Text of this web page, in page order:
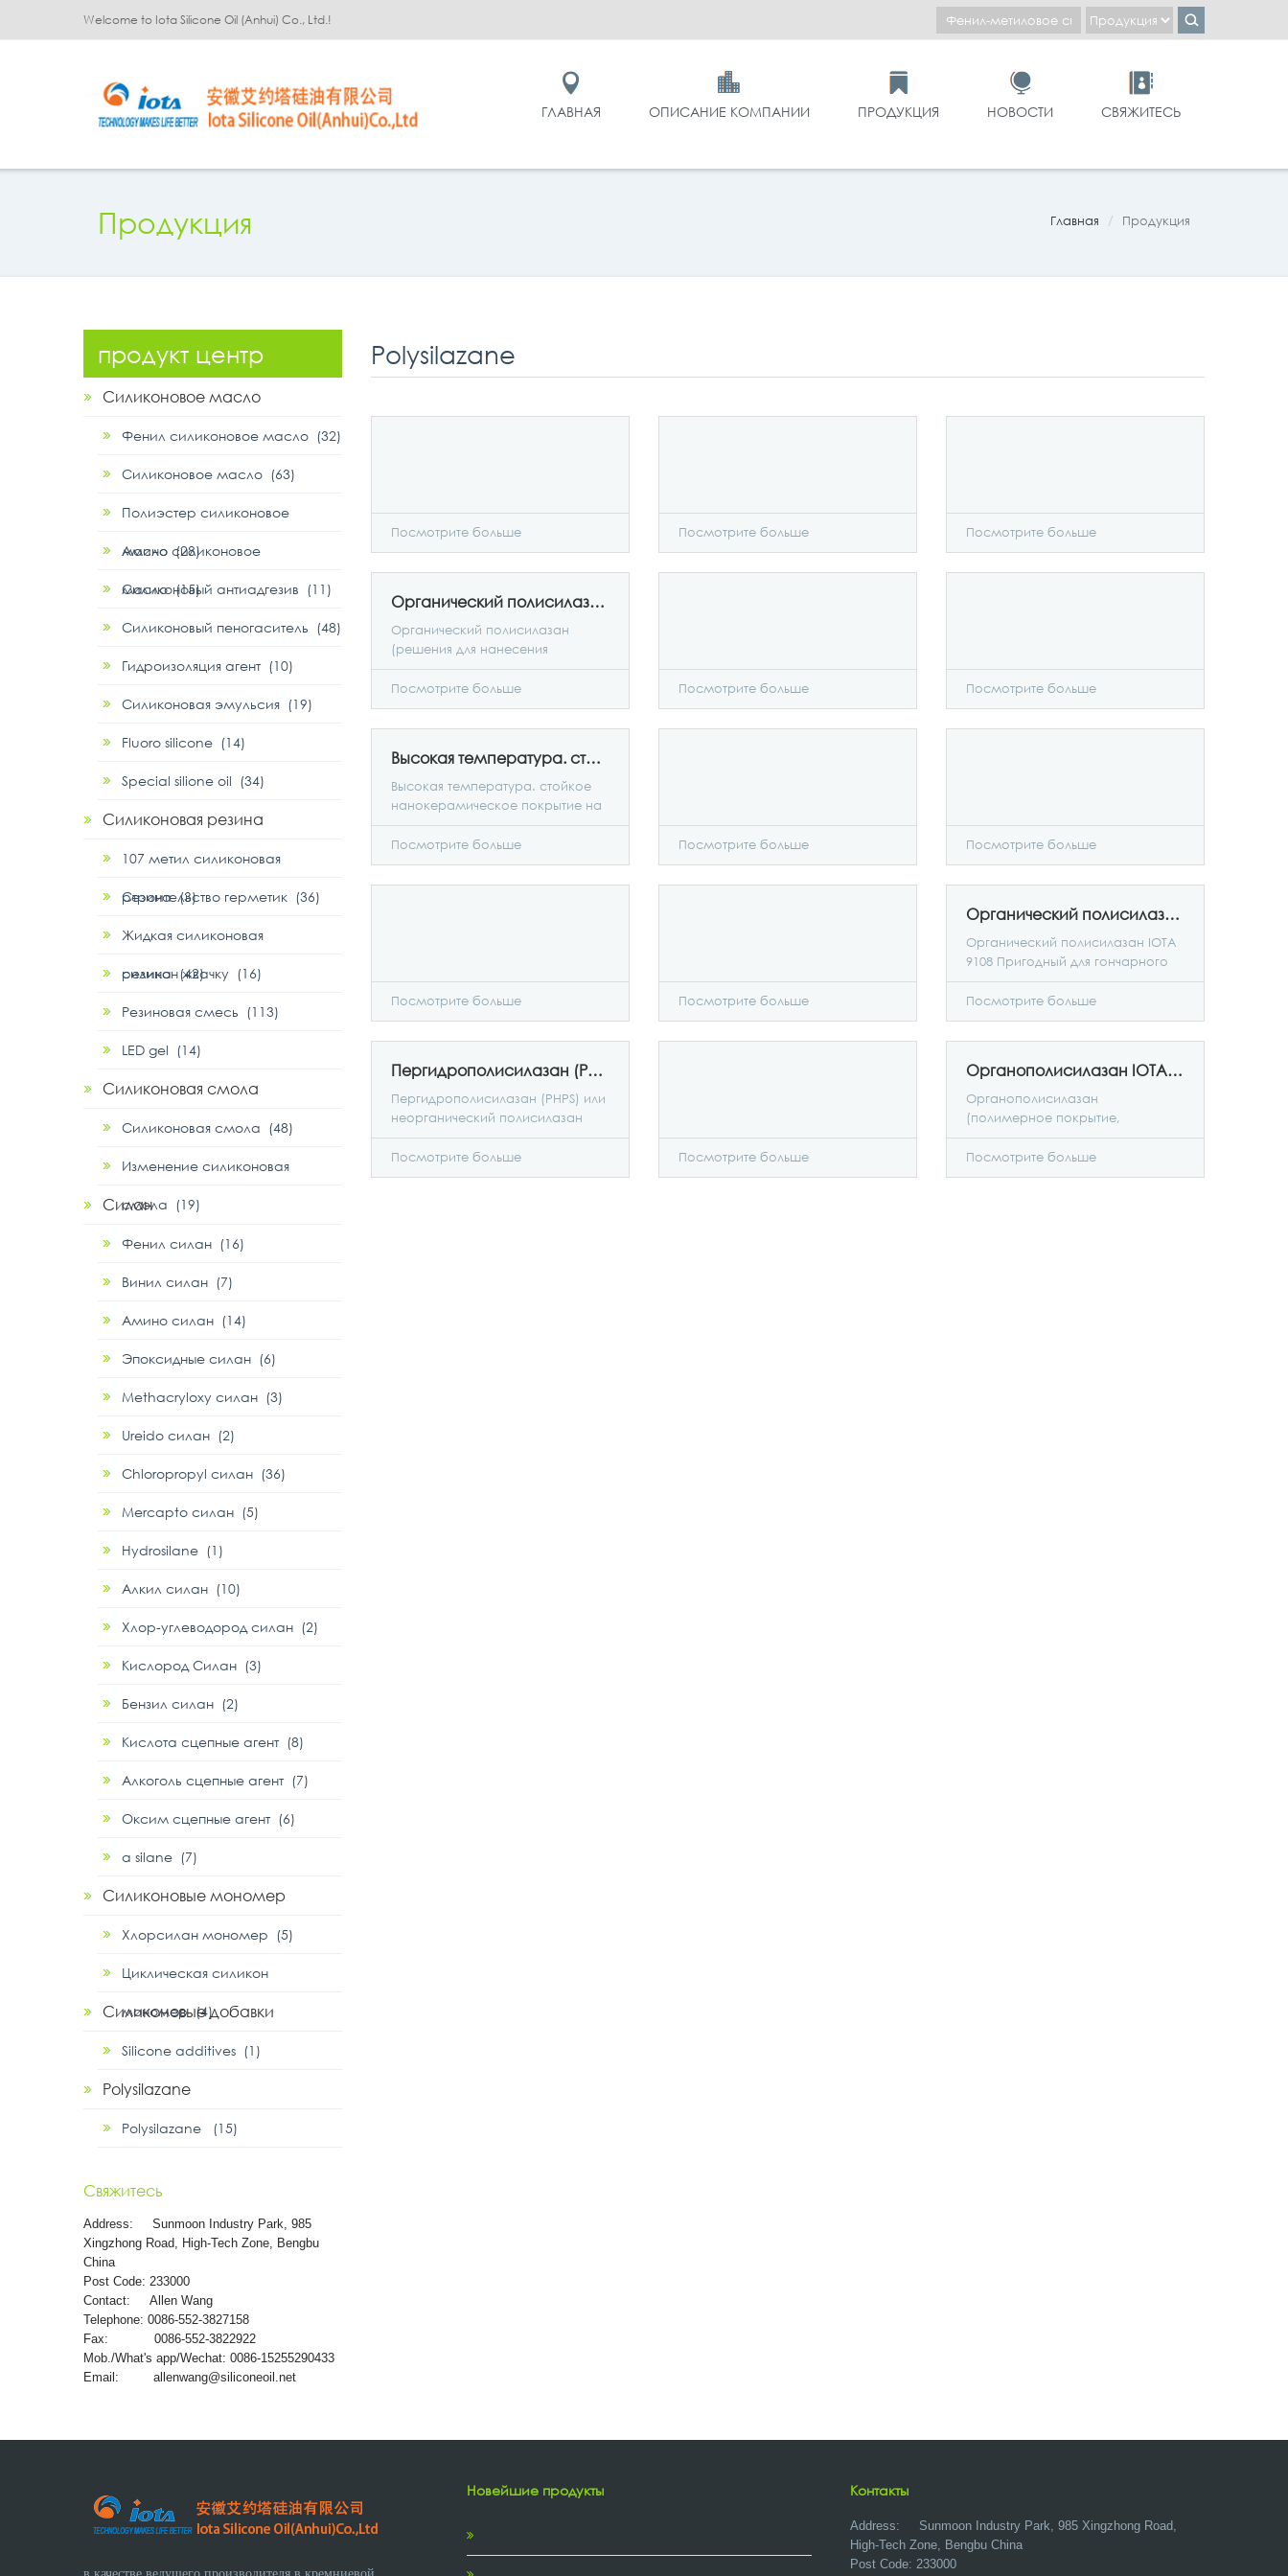
Welcome to Iota Silicone Oil (Anhui) Co., Ltd.!
ГЛАВНАЯ ОПИСАНИЕ КОМПАНИИ ПРОДУКЦИЯ НОВОСТИ СВЯЖИТЕСЬ
Продукция Главная Продукция
Polysilazane
Посмотрите больше Посмотрите больше Посмотрите больше
Органический полисилазан IOTA 9970
Органический полисилазан
(решения для нанесения
покрытий на автомобильные
кристаллы)IOTA 9970
Посмотрите больше Посмотрите больше Посмотрите больше
Высокая температура. стойкое нанокерамическое покрытие на водной основе IOTA ST4
Высокая температура. стойкое
нанокерамическое покрытие на
водной основе IOTA ST4
Посмотрите больше
Посмотрите больше Посмотрите больше
Посмотрите больше Посмотрите больше
Органический полисилазан IOTA 9108
Органический полисилазан IOTA
9108 Пригодный для гончарного
производства полимер-
предшественник
Посмотрите больше
Пергидрополисилазан (PHPS)
Пергидрополисилазан (PHPS) или
неорганический полисилазан
IOTA-PHPS
Посмотрите больше
Посмотрите больше
Органополисилазан IOTA 9150
Органополисилазан
(полимерное покрытие,
отверждающееся при комнатной
температуре) IOTA 9150
Посмотрите больше
продукт центр
Силиконовое масло
Фенил силиконовое масло (32)
Силиконовое масло (63)
Полиэстер силиконовое
масло (28)
Амино силиконовое
масло (15)
Силиконовый антиадгезив (11)
Силиконовый пеногаситель (48)
Гидроизоляция агент (10)
Силиконовая эмульсия (19)
Fluoro silicone (14)
Special silione oil (34)
Силиконовая резина
107 метил силиконовая
резина (3)
Строительство герметик (36)
Жидкая силиконовая
резина (42)
силикон жвачку (16)
Резиновая смесь (113)
LED gel (14)
Силиконовая смола
Силиконовая смола (48)
Изменение силиконовая
смола (19)
Силан
Фенил силан (16)
Винил силан (7)
Амино силан (14)
Эпоксидные силан (6)
Methacryloxy силан (3)
Ureido силан (2)
Chloropropyl силан (36)
Mercapto силан (5)
Hydrosilane (1)
Алкил силан (10)
Хлор-углеводород силан (2)
Кислород Силан (3)
Бензил силан (2)
Кислота сцепные агент (8)
Алкоголь сцепные агент (7)
Оксим сцепные агент (6)
α silane (7)
Силиконовые мономер
Хлорсилан мономер (5)
Циклическая силикон
мономер (4)
Силиконовые добавки
Silicone additives (1)
Polysilazane
Polysilazane (15)
Свяжитесь
Address: Sunmoon Industry Park, 985
Xingzhong Road, High-Tech Zone, Bengbu
China
Post Code: 233000
Contact: Allen Wang
Telephone: 0086-552-3827158
Fax: 0086-552-3822922
Mob./What's app/Wechat: 0086-15255290433
Email: allenwang@siliconeoil.net
Новейшие продукты Контакты
Address: Sunmoon Industry Park, 985 Xingzhong Road,
High-Tech Zone, Bengbu China
Post Code: 233000